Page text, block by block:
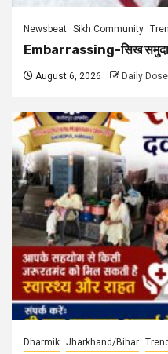
Newsbeat Sikh Community
Embarrassing-सिख समुदाय
August 6, 2026 Daily
Dharmik Jharkhand/Bihar